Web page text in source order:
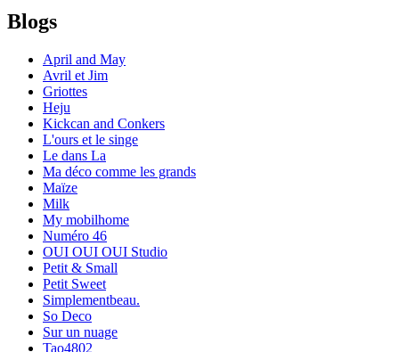
Blogs
April and May
Avril et Jim
Griottes
Heju
Kickcan and Conkers
L'ours et le singe
Le dans La
Ma déco comme les grands
Maïze
Milk
My mobilhome
Numéro 46
OUI OUI OUI Studio
Petit & Small
Petit Sweet
Simplementbeau.
So Deco
Sur un nuage
Tao4802